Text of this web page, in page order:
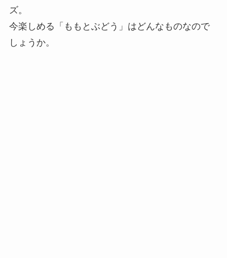
ズ。
今楽しめる「ももとぶどう」はどんなものなので
しょうか。